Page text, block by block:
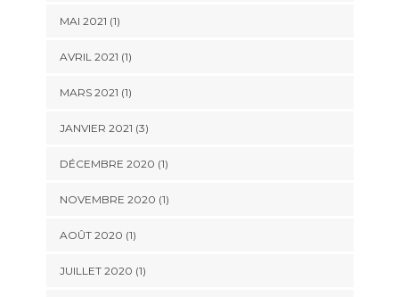
MAI 2021 (1)
AVRIL 2021 (1)
MARS 2021 (1)
JANVIER 2021 (3)
DÉCEMBRE 2020 (1)
NOVEMBRE 2020 (1)
AOÛT 2020 (1)
JUILLET 2020 (1)